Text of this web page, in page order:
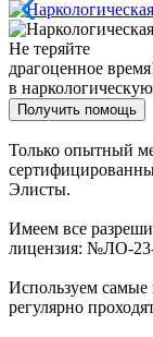
Не теряйте
драгоценное
в
Получить помощь
Только опытный
Элисты.
Имеем все
лицензия: №ЛО-
Используем
регулярно